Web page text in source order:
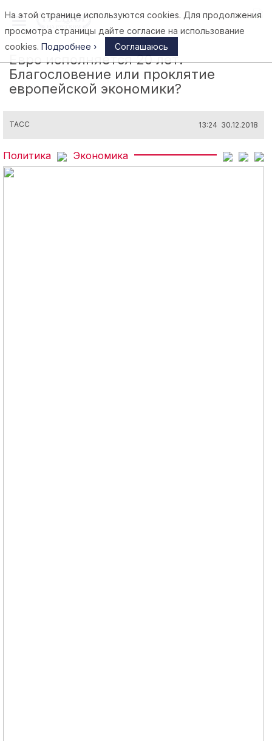
Афины
Евро исполняется 20 лет.
Благословение или проклятие
европейской экономики?
ТАСС 13:24 30.12.2018
Политика Экономика
На этой странице используются cookies. Для продолжения
просмотра страницы дайте согласие на использование
cookies. Подробнее › Соглашаюсь